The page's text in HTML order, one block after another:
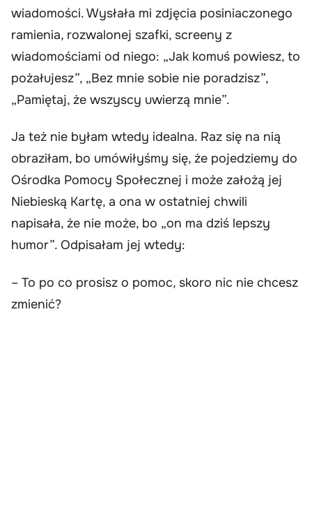
wiadomości. Wysłała mi zdjęcia posiniaczonego
ramienia, rozwalonej szafki, screeny z
wiadomościami od niego: „Jak komuś powiesz, to
pożałujesz”, „Bez mnie sobie nie poradzisz”,
„Pamiętaj, że wszyscy uwierzą mnie”.
Ja też nie byłam wtedy idealna. Raz się na nią
obraziłam, bo umówiłyśmy się, że pojedziemy do
Ośrodka Pomocy Społecznej i może założą jej
Niebieską Kartę, a ona w ostatniej chwili
napisała, że nie może, bo „on ma dziś lepszy
humor”. Odpisałam jej wtedy:
– To po co prosisz o pomoc, skoro nic nie chcesz
zmienić?